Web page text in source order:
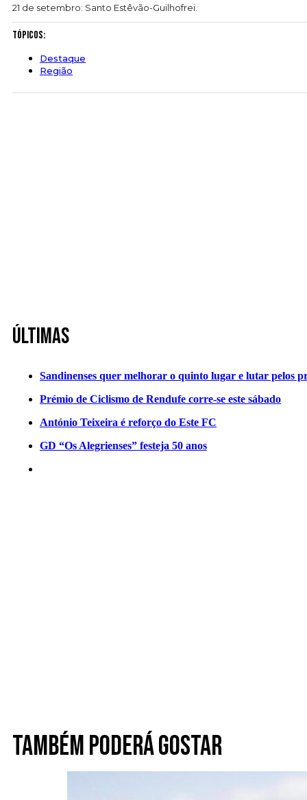
21 de setembro: Santo Estêvão-Guilhofrei.
Tópicos:
Destaque
Região
Últimas
Sandinenses quer melhorar o quinto lugar e lutar pelos
Prémio de Ciclismo de Rendufe corre-se este sábado
António Teixeira é reforço do Este FC
GD “Os Alegrienses” festeja 50 anos
Também poderá gostar